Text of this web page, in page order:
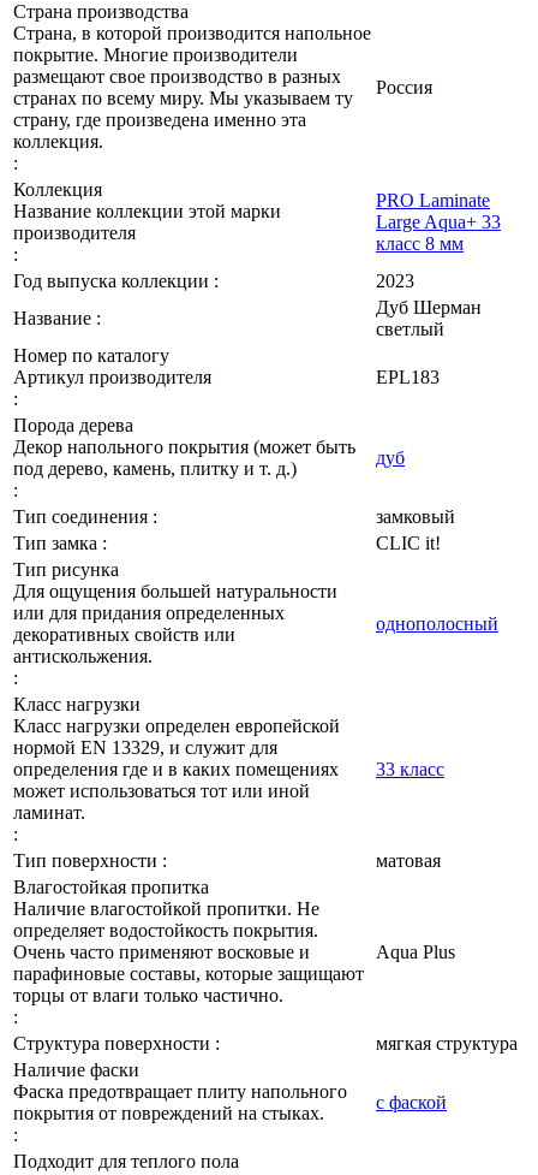
Страна производства
Страна, в которой производится напольное
покрытие. Многие производители
размещают свое производство в разных
странах по всему миру. Мы указываем ту
страну, где произведена именно эта
коллекция.
:
Россия
Коллекция
Название коллекции этой марки
производителя
:
PRO Laminate
Large Aqua+ 33
класс 8 мм
Год выпуска коллекции :
2023
Название :
Дуб Шерман
светлый
Номер по каталогу
Артикул производителя
:
EPL183
Порода дерева
Декор напольного покрытия (может быть
под дерево, камень, плитку и т. д.)
:
дуб
Тип соединения :
замковый
Тип замка :
CLIC it!
Тип рисунка
Для ощущения большей натуральности
или для придания определенных
декоративных свойств или
антискольжения.
:
однополосный
Класс нагрузки
Класс нагрузки определен европейской
нормой EN 13329, и служит для
определения где и в каких помещениях
может использоваться тот или иной
ламинат.
:
33 класс
Тип поверхности :
матовая
Влагостойкая пропитка
Наличие влагостойкой пропитки. Не
определяет водостойкость покрытия.
Очень часто применяют восковые и
парафиновые составы, которые защищают
торцы от влаги только частично.
:
Aqua Plus
Структура поверхности :
мягкая структура
Наличие фаски
Фаска предотвращает плиту напольного
покрытия от повреждений на стыках.
:
с фаской
Подходит для теплого пола